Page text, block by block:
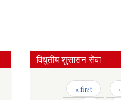
विधुतीय शुसासन सेवा
Pages « first